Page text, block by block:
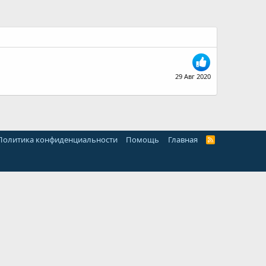
29 Авг 2020
конфиденциальности Помощь Главная
R